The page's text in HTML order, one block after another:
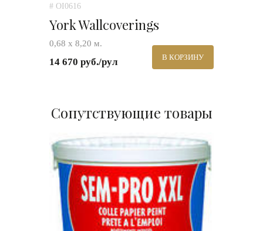
# OI0616
York Wallcoverings
0,68 х 8,20 м.
14 670 руб./рул В КОРЗИНУ
Сопутствующие товары